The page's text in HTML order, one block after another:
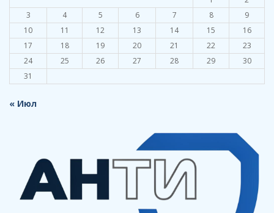
3
4 5 6 7 8
9
10
11 12 13 14 15
16
17
18 19 20 21 22
23
24
25 26 27 28 29
30
31
« Июл